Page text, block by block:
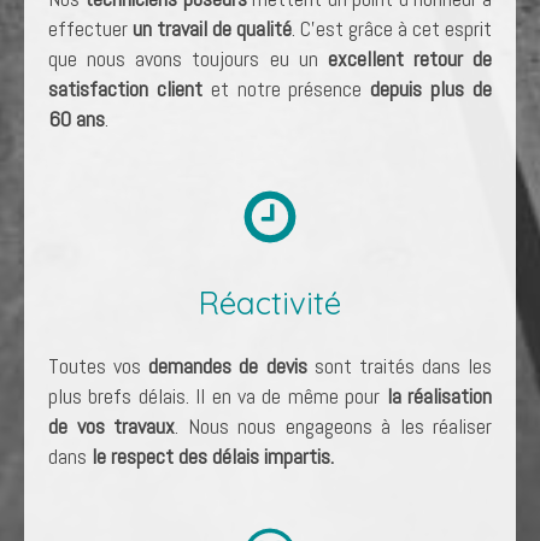
effectuerun travail de qualité. C'est grâce à cet esprit
que nous avons toujours eu un excellent retour de
satisfaction client et notre présence depuis plus de
60 ans.
Réactivité
Toutes vos demandes de devissont traités dans les
plus brefs délais. Il en va de même pour la réalisation
de vos travaux. Nous nous engageons à les réaliser
dans le respect des délais impartis.